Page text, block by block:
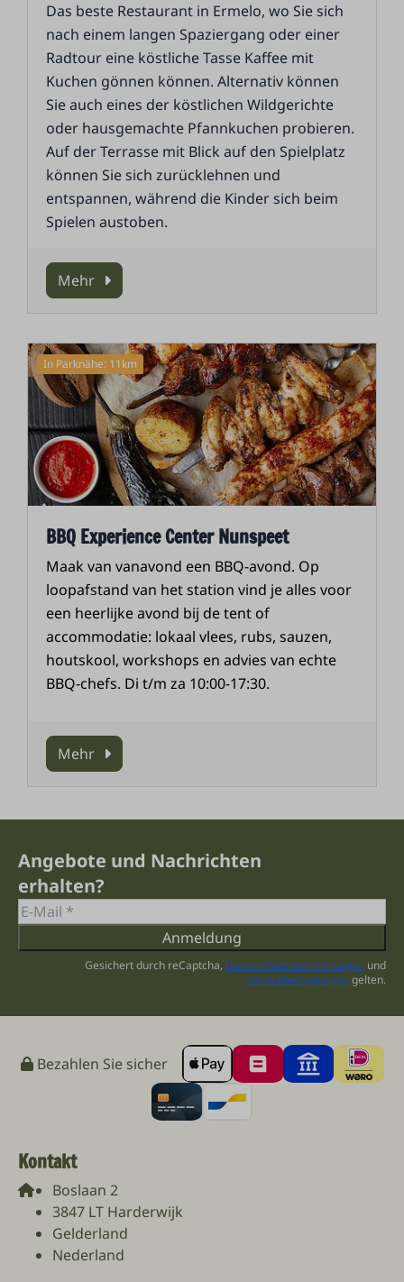
Das beste Restaurant in Ermelo, wo Sie sich
nach einem langen Spaziergang oder einer
Radtour eine köstliche Tasse Kaffee mit
Kuchen gönnen können. Alternativ können
Sie auch eines der köstlichen Wildgerichte
oder hausgemachte Pfannkuchen probieren.
Auf der Terrasse mit Blick auf den Spielplatz
können Sie sich zurücklehnen und
entspannen, während die Kinder sich beim
Spielen austoben.
Mehr
In Parknähe: 11km
BBQ Experience Center Nunspeet
Maak van vanavond een BBQ-avond. Op
loopafstand van het station vind je alles voor
een heerlijke avond bij de tent of
accommodatie: lokaal vlees, rubs, sauzen,
houtskool, workshops en advies van echte
BBQ-chefs. Di t/m za 10:00-17:30.
Mehr
Angebote und Nachrichten
erhalten?
Anmeldung
Gesichert durch reCaptcha, Datenschutzbestimmungen und
Servicebedingungengelten.
Bezahlen Sie sicher
Kontakt
Boslaan 2
3847 LT Harderwijk
Gelderland
Nederland